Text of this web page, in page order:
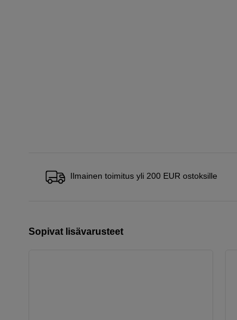
Ilmainen toimitus yli 200 EUR ostoksille
Sopivat lisävarusteet